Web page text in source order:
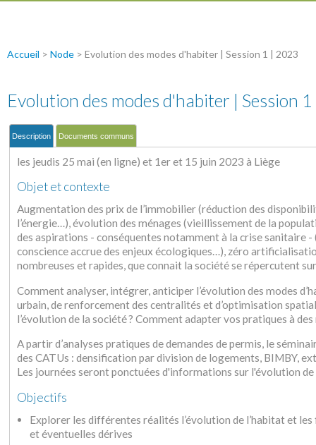
Accueil > Node > Evolution des modes d'habiter | Session 1 | 2023
Evolution des modes d'habiter | Session
Description Documents communs
les jeudis 25 mai (en ligne) et 1er et 15 juin 2023 à Liège
Objet et contexte
Augmentation des prix de l’immobilier (réduction des
l’énergie…), évolution des ménages (vieillissement de la
des aspirations - conséquentes notamment à la crise sanitaire
conscience accrue des enjeux écologiques…), zéro
nombreuses et rapides, que connait la société se répercutent
Comment analyser, intégrer, anticiper l’évolution des modes
urbain, de renforcement des centralités et d’optimisation
l’évolution de la société ? Comment adapter vos pratiques à
A partir d’analyses pratiques de demandes de permis, le
des CATUs : densification par division de logements, BIMBY,
Les journées seront ponctuées d'informations sur l'évolution
Objectifs
Explorer les différentes réalités l’évolution de l’habitat et
et éventuelles dérives